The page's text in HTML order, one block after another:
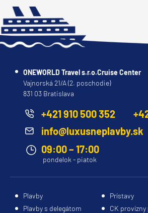
ONEWORLD Travel s.r.o.Cruise Center
Vajnorská 21/A (2. poschodie)
831 03 Bratislava
+421 910 500 352
info@luxusneplavby.sk
09:00 – 17:00
pondelok - piatok
Plavby
Prístavy
Plavby s delegátom
CK provízny